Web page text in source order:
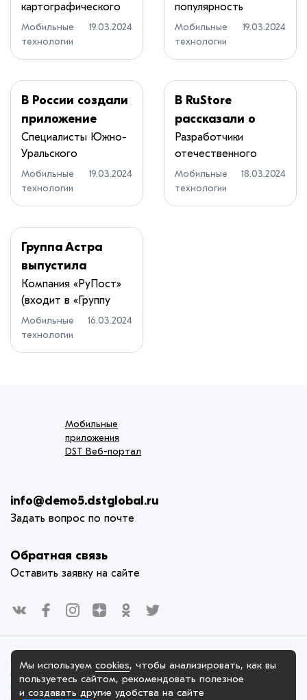
дорожного
полотна — пока
только в Android
картографического
сервиса 2ГИС
сообщи...
Мобильные
технологии
19.03.2024
писать
незнакомым
людям по номеру
популярность
мессенджер от
команды VK с...
Мобильные
технологии
19.03.2024
В России создали
приложение
«Цифровая
аскетика» для
снижения
зависимости от
Специалисты Южно-
Уральского
госуниверситета
(ЮУрГУ...
Мобильные
технологии
19.03.2024
В RuStore
рассказали о
самых
популярных
играх и
приложениях по
Разработчики
отечественного
магазина RuStore
подве...
Мобильные
технологии
18.03.2024
Группа Астра
выпустила
решение для
управления
мобильными
устройствами в
Компания «РуПост»
(входит в «Группу
Астра») объяви...
Мобильные
технологии
16.03.2024
Мобильные
приложения
DST Веб-портал
info@demo5.dstglobal.ru
Задать вопрос по почте
Обратная связь
Оставить заявку на сайте
© 2005-2025. Официальный сайт DST Веб-портал использует
куки-файлы и другие технологии, чтобы помочь вам в
навигации, а также предоставить лучший пользовательский
Мы используем cookies, чтобы анализировать, как вы
пользуетесь сайтом, рекомендовать полезное
и создавать другие удобства на сайте